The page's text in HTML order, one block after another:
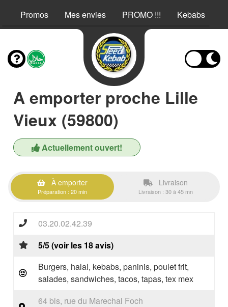
Promos Mes envies PROMO !!! Kebabs
A emporter proche Lille
Vieux (59800)
Actuellement ouvert!
À emporter
Préparation : 20 min
Livraison
Livraison : 30 à 45 mn
03.20.02.42.39
5/5 (voir les 18 avis)
Burgers, halal, kebabs, paninis, poulet frit,
salades, sandwiches, tacos, tapas, tex mex
64 bis, rue du Marechal Foch